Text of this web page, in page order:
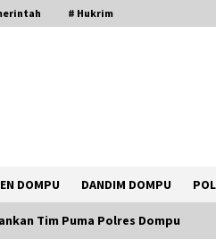
# Hukrim
DOMPU DANDIM DOMPU
Tim Puma Polres Dompu